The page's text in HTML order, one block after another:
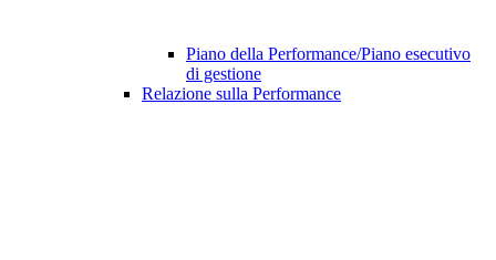
Piano della Performance/Piano esecutivo
di gestione
Relazione sulla Performance